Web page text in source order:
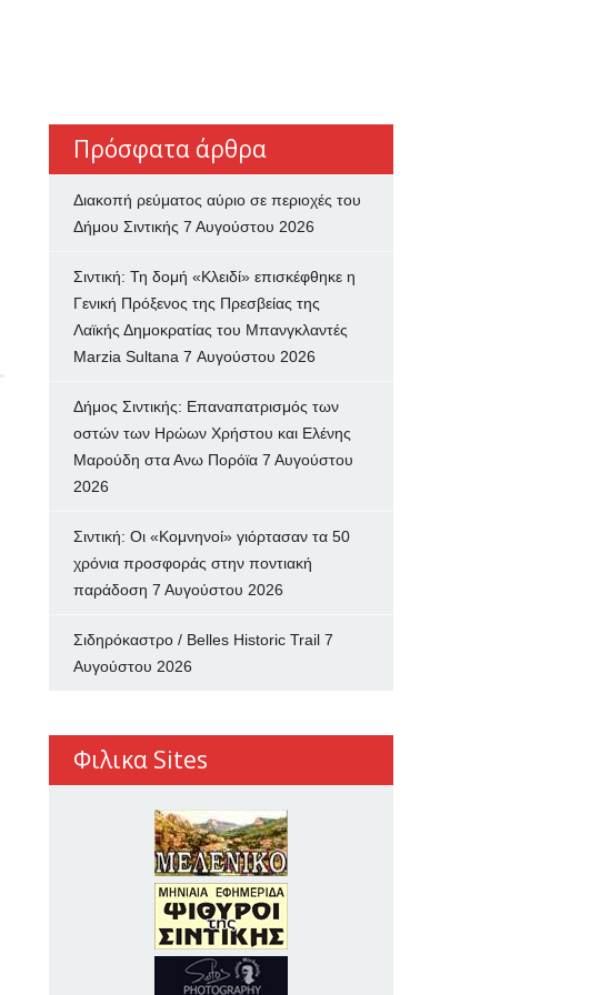
Πρόσφατα άρθρα
Διακοπή ρεύματος αύριο σε περιοχές του
Δήμου Σιντικής 7 Αυγούστου 2026
Σιντική: Τη δομή «Κλειδί» επισκέφθηκε η
Γενική Πρόξενος της Πρεσβείας της
Λαϊκής Δημοκρατίας του Μπανγκλαντές
Marzia Sultana 7 Αυγούστου 2026
Δήμος Σιντικής: Επαναπατρισμός των
oστών των Ηρώων Χρήστου και Ελένης
Μαρούδη στα Ανω Πορόϊα 7 Αυγούστου
2026
Σιντική: Οι «Κομνηνοί» γιόρτασαν τα 50
χρόνια προσφοράς στην ποντιακή
παράδοση 7 Αυγούστου 2026
Σιδηρόκαστρο / Belles Historic Trail 7
Αυγούστου 2026
Φιλικα Sites